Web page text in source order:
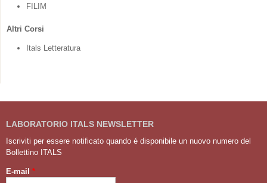
FILIM
Altri Corsi
Itals Letteratura
LABORATORIO ITALS NEWSLETTER
Iscriviti per essere notificato quando é disponibile un nuovo numero del
Bollettino ITALS
E-mail *